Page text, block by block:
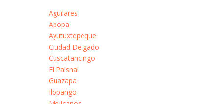
Aguilares
Apopa
Ayutuxtepeque
Ciudad Delgado
Cuscatancingo
El Paisnal
Guazapa
Ilopango